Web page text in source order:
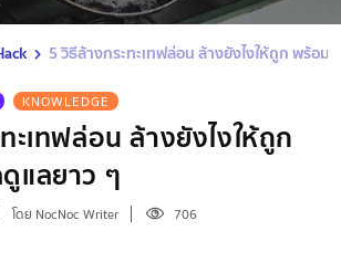
5 วิธีล้างกระทะเทฟล่อน ล้างยังไงให้ถูก พร้อม
KNOWLEDGE
ะเทฟล่อน ล้างยังไงให้ถูก
แลยาว ๆ
โดย NocNoc Writer 706